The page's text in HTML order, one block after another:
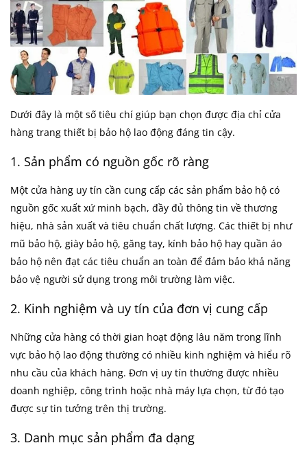
Dưới đây là một số tiêu chí giúp bạn chọn được địa chỉ cửa
hàng trang thiết bị bảo hộ lao động đáng tin cậy.
1. Sản phẩm có nguồn gốc rõ ràng
Một cửa hàng uy tín cần cung cấp các sản phẩm bảo hộ có
nguồn gốc xuất xứ minh bạch, đầy đủ thông tin về thương
hiệu, nhà sản xuất và tiêu chuẩn chất lượng. Các thiết bị như
mũ bảo hộ, giày bảo hộ, găng tay, kính bảo hộ hay quần áo
bảo hộ nên đạt các tiêu chuẩn an toàn để đảm bảo khả năng
bảo vệ người sử dụng trong môi trường làm việc.
2. Kinh nghiệm và uy tín của đơn vị cung cấp
Những cửa hàng có thời gian hoạt động lâu năm trong lĩnh
vực bảo hộ lao động thường có nhiều kinh nghiệm và hiểu rõ
nhu cầu của khách hàng. Đơn vị uy tín thường được nhiều
doanh nghiệp, công trình hoặc nhà máy lựa chọn, từ đó tạo
được sự tin tưởng trên thị trường.
3. Danh mục sản phẩm đa dạng